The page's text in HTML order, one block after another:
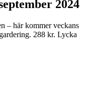
2024
– här kommer veckans
288 kr. Lycka